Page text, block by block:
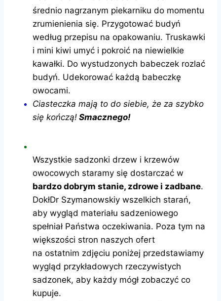
średnio nagrzanym piekarniku do momentu
zrumienienia się. Przygotować budyń
według przepisu na opakowaniu. Truskawki
i mini kiwi umyć i pokroić na niewielkie
kawałki. Do wystudzonych babeczek rozlać
budyń. Udekorować każdą babeczkę
owocami.
Ciasteczka mają to do siebie, że za szybko
się kończą! Smacznego!
Wszystkie sadzonki drzew i krzewów
owocowych staramy się dostarczać w
bardzo dobrym stanie, zdrowe i zadbane.
DokłDr Szymanowskiy wszelkich starań,
aby wygląd materiału sadzeniowego
spełniał Państwa oczekiwania. Poza tym na
większości stron naszych ofert
na ostatnim zdjęciu poniżej przedstawiamy
wygląd przykładowych rzeczywistych
sadzonek, aby każdy mógł zobaczyć co
kupuje.